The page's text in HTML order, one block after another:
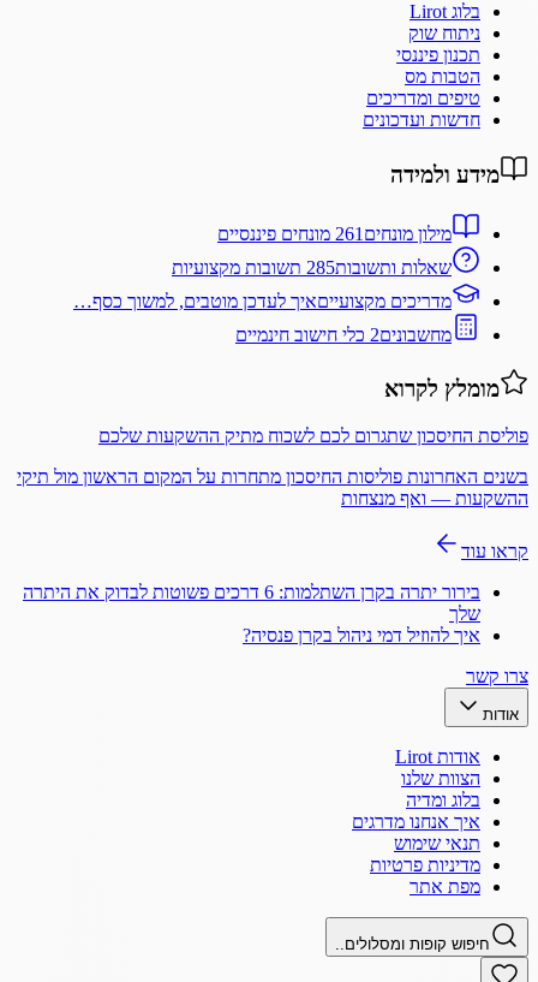
בלוג Lirot
ניתוח שוק
תכנון פיננסי
הטבות מס
טיפים ומדריכים
חדשות ועדכונים
מידע ולמידה
מילון מונחים 261 מונחים פיננסיים
שאלות ותשובות285 תשובות מקצועיות
מדריכים מקצועייםאיך לעדכן מוטבים, למשוך כסף…
מחשבונים2 כלי חישוב חינמיים
מומלץ לקרוא
פוליסת החיסכון שתגרום לכם לשכוח מתיק ההשקעות שלכם
בשנים האחרונות פוליסות החיסכון מתחרות על המקום הראשון מול תיקי
ההשקעות — ואף מנצחות
קראו עוד
בירור יתרה בקרן השתלמות: 6 דרכים פשוטות לבדוק את היתרה
שלך
איך להוזיל דמי ניהול בקרן פנסיה?
צרו קשר
אודות
אודות Lirot
הצוות שלנו
בלוג ומדיה
איך אנחנו מדרגים
תנאי שימוש
מדיניות פרטיות
מפת אתר
חיפוש קופות ומסלולים..